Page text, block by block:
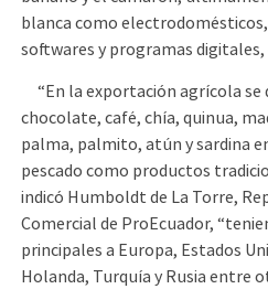
blanca como
softwares y programas
“En la exportación agrícola se
chocolate, café, chía, quinua,
palma, palmito, atún y sardina
pescado como productos
indicó Humboldt de La Torre,
Comercial de ProEcuador,
principales a Europa, Estados
Holanda, Turquía y Rusia entre